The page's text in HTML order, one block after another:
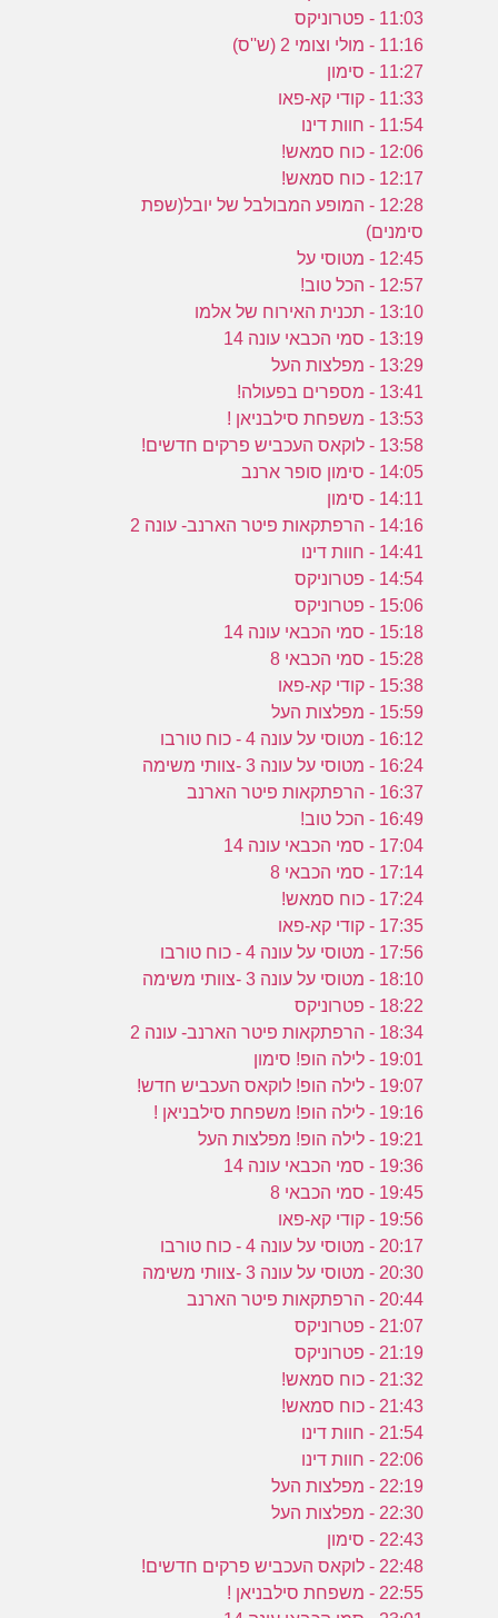
11:03 - פטרוניקס
11:16 - מולי וצומי 2 (ש''ס)
11:27 - סימון
11:33 - קודי קא-פאו
11:54 - חוות דינו
12:06 - כוח סמאש!
12:17 - כוח סמאש!
12:28 - המופע המבולבל של יובל(שפת
סימנים)
12:45 - מטוסי על
12:57 - הכל טוב!
13:10 - תכנית האירוח של אלמו
13:19 - סמי הכבאי עונה 14
13:29 - מפלצות העל
13:41 - מספרים בפעולה!
13:53 - משפחת סילבניאן !
13:58 - לוקאס העכביש פרקים חדשים!
14:05 - סימון סופר ארנב
14:11 - סימון
14:16 - הרפתקאות פיטר הארנב- עונה 2
14:41 - חוות דינו
14:54 - פטרוניקס
15:06 - פטרוניקס
15:18 - סמי הכבאי עונה 14
15:28 - סמי הכבאי 8
15:38 - קודי קא-פאו
15:59 - מפלצות העל
16:12 - מטוסי על עונה 4 - כוח טורבו
16:24 - מטוסי על עונה 3 -צוותי משימה
16:37 - הרפתקאות פיטר הארנב
16:49 - הכל טוב!
17:04 - סמי הכבאי עונה 14
17:14 - סמי הכבאי 8
17:24 - כוח סמאש!
17:35 - קודי קא-פאו
17:56 - מטוסי על עונה 4 - כוח טורבו
18:10 - מטוסי על עונה 3 -צוותי משימה
18:22 - פטרוניקס
18:34 - הרפתקאות פיטר הארנב- עונה 2
19:01 - לילה הופ! סימון
19:07 - לילה הופ! לוקאס העכביש חדש!
19:16 - לילה הופ! משפחת סילבניאן !
19:21 - לילה הופ! מפלצות העל
19:36 - סמי הכבאי עונה 14
19:45 - סמי הכבאי 8
19:56 - קודי קא-פאו
20:17 - מטוסי על עונה 4 - כוח טורבו
20:30 - מטוסי על עונה 3 -צוותי משימה
20:44 - הרפתקאות פיטר הארנב
21:07 - פטרוניקס
21:19 - פטרוניקס
21:32 - כוח סמאש!
21:43 - כוח סמאש!
21:54 - חוות דינו
22:06 - חוות דינו
22:19 - מפלצות העל
22:30 - מפלצות העל
22:43 - סימון
22:48 - לוקאס העכביש פרקים חדשים!
22:55 - משפחת סילבניאן !